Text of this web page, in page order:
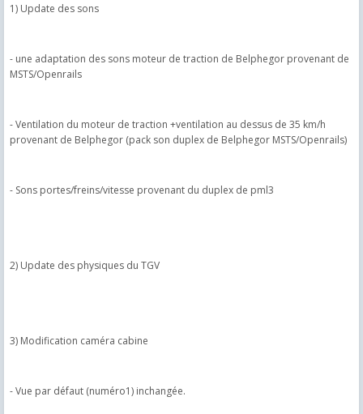
1) Update des sons
- une adaptation des sons moteur de traction de Belphegor provenant de
MSTS/Openrails
- Ventilation du moteur de traction +ventilation au dessus de 35 km/h
provenant de Belphegor (pack son duplex de Belphegor MSTS/Openrails)
- Sons portes/freins/vitesse provenant du duplex de pml3
2) Update des physiques du TGV
3) Modification caméra cabine
- Vue par défaut (numéro1) inchangée.